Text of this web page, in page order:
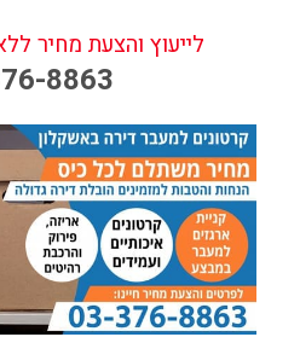
לייעוץ והצעת מחיר
8863